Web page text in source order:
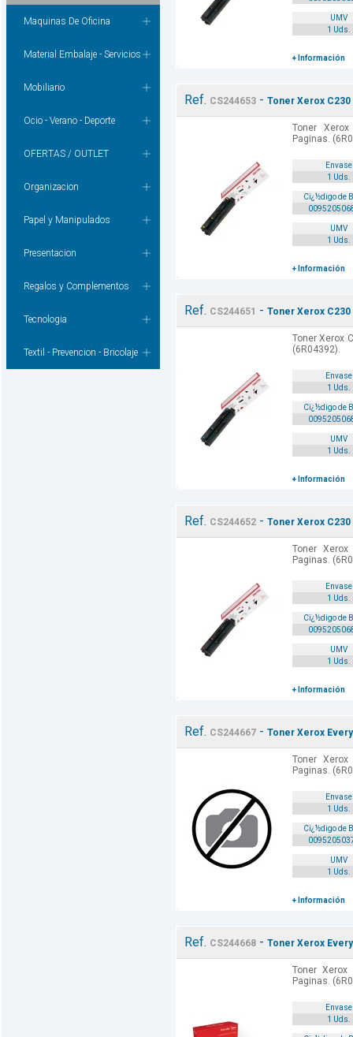
Maquinas De Oficina
Material Embalaje - Servicios
Mobiliario
Ocio - Verano - Deporte
OFERTAS / OUTLET
Organizacion
Papel y Manipulados
Presentacion
Regalos y Complementos
Tecnologia
Textil - Prevencion - Bricolaje
UMV
1 Uds.
+ Información
Ref. CS244653- Toner Xerox C230
Toner
Paginas.
Envase
1 Uds.
Cï¿½digo de
UMV
1 Uds.
+ Información
Ref. CS244651 - Toner Xerox C230
Toner Xerox
(6R04392).
Envase
1 Uds.
Cï¿½digo de
UMV
1 Uds.
+ Información
Ref. CS244652- Toner Xerox C230
Toner
Paginas.
Envase
1 Uds.
Cï¿½digo de
UMV
1 Uds.
+ Información
Ref. CS244667- Toner Xerox
Toner
Paginas.
Envase
1 Uds.
Cï¿½digo de
UMV
1 Uds.
+ Información
Ref. CS244668- Toner Xerox
Toner Xerox
Paginas.
Envase
1 Uds.